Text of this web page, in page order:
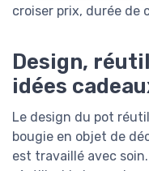
croiser prix, durée de
Design,
idées
Le design du pot
bougie en objet de
est travaillé avec